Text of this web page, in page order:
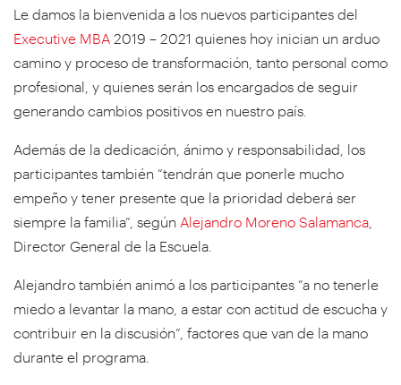
Le damos la bienvenida a los nuevos participantes del
Executive MBA 2019 – 2021 quienes hoy inician un arduo
camino y proceso de transformación, tanto personal como
profesional, y quienes serán los encargados de seguir
generando cambios positivos en nuestro país.
Además de la dedicación, ánimo y responsabilidad, los
participantes también “tendrán que ponerle mucho
empeño y tener presente que la prioridad deberá ser
siempre la familia”, según Alejandro Moreno Salamanca
Director General de la Escuela.
Alejandro también animó a los participantes “a no tenerle
miedo a levantar la mano, a estar con actitud de escucha y
contribuir en la discusión”, factores que van de la mano
durante el programa.